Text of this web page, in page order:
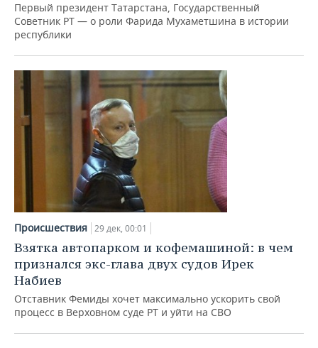
Первый президент Татарстана, Государственный
Советник РТ — о роли Фарида Мухаметшина в истории
республики
Происшествия 29 дек, 00:01
Взятка автопарком и кофемашиной: в чем
признался экс-глава двух судов Ирек
Набиев
Отставник Фемиды хочет максимально ускорить свой
процесс в Верховном суде РТ и уйти на СВО